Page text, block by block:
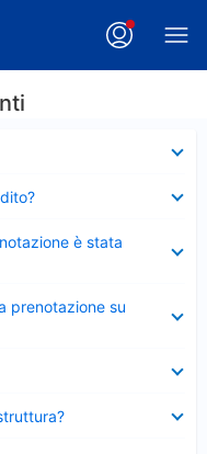
è stata
prenotazione su